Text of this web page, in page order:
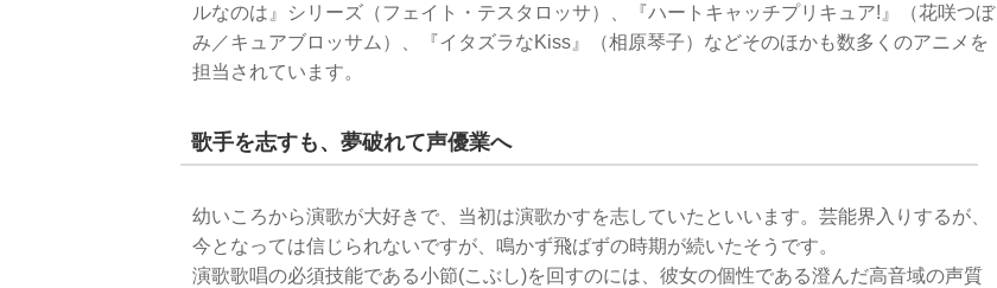
ルなのは』シリーズ（フェイト・テスタロッサ）、『ハートキャッチプリキュア!』（花咲つぼ
み／キュアブロッサム）、『イタズラなKiss』（相原琴子）などそのほかも数多くのアニメを
担当されています。
歌手を志すも、夢破れて声優業へ
幼いころから演歌が大好きで、当初は演歌かすを志していたといいます。芸能界入りするが、
今となっては信じられないですが、鳴かず飛ばずの時期が続いたそうです。
演歌歌唱の必須技能である小節(こぶし)を回すのには、彼女の個性である澄んだ高音域の声質